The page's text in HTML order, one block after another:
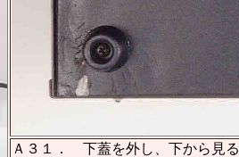
Ａ３１． 下蓋を外し、下から見る